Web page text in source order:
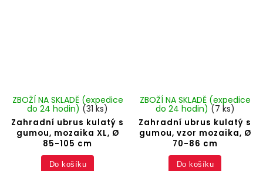
Zahradní ubrus kulatý s
gumou, mozaika XL, Ø
85-105 cm
ZBOŽÍ NA SKLADĚ (expedice
do 24 hodin) (31 ks)
Do košíku
Zahradní ubrus kulatý s
gumou, vzor mozaika, Ø
70-86 cm
ZBOŽÍ NA SKLADĚ (expedice
do 24 hodin) (7 ks)
Do košíku